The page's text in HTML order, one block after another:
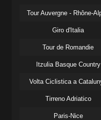
Tour Auvergne - Rhône-
Giro d'Italia
Tour de Romandie
Itzulia Basque Country
Volta Ciclistica a
Tirreno Adriatico
Paris-Nice